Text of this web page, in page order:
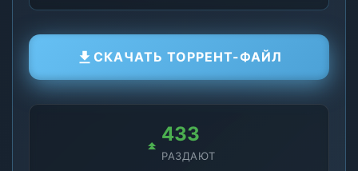
СКАЧАТЬ ТОРРЕНТ-ФАЙЛ
419
РАЗДАЮТ